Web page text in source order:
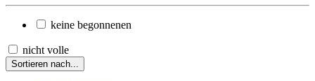
keine begonnenen
nicht volle
Sortieren nach...